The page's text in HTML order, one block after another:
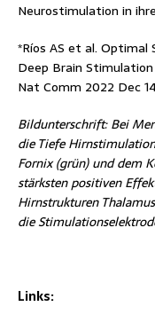
Neurostimulation in
*Ríos AS et al.
Deep Brain
Nat Comm 2022 Dec
Bildunterschrift: Bei
die Tiefe
Fornix (grün) und dem
stärksten positiven
Hirnstrukturen
die
Links: